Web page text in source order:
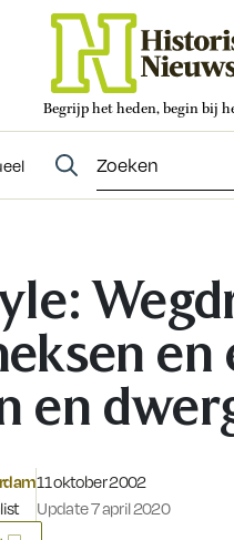
Begrijp het heden, begin bij
en
en
Gepubliceerd op:
11 oktober 2002
Update 7 april 2020